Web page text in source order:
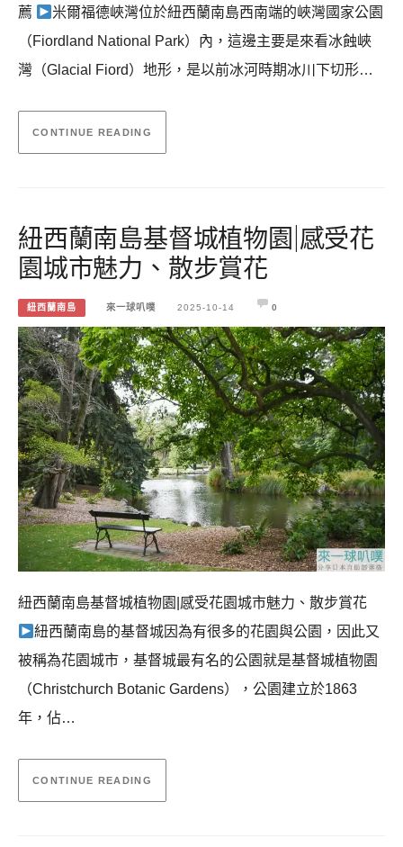
薦
米爾福德峽灣位於紐西蘭南島西南端的峽灣國家公園
（Fiordland National Park）內，這邊主要是來看冰蝕峽
灣（Glacial Fiord）地形，是以前冰河時期冰川下切形…
CONTINUE READING
紐西蘭南島基督城植物園|感受花
園城市魅力、散步賞花
紐西蘭南島 來一球叭噗 2025-10-14 0
紐西蘭南島基督城植物園|感受花園城市魅力、散步賞花
紐西蘭南島的基督城因為有很多的花園與公園，因此又
被稱為花園城市，基督城最有名的公園就是基督城植物園
（Christchurch Botanic Gardens），公園建立於1863
年，佔…
CONTINUE READING